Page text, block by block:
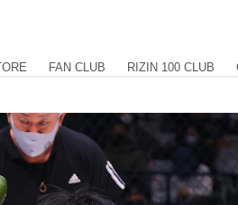
FAN CLUB RIZIN 100 CLUB